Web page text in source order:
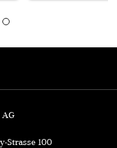
Strasse 100